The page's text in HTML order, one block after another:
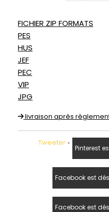
FICHIER ZIP FORMATS
PES
HUS
JEF
PEC
VIP
JPG
livraison après
Tweeter
Pinterest
Facebook est
Facebook est